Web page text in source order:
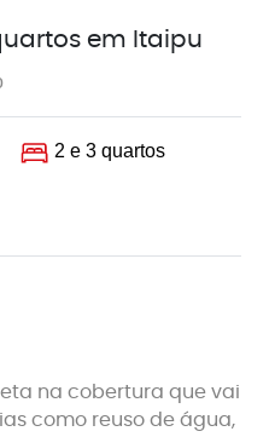
em Itaipu
2 e 3 quartos
na cobertura que vai
como reuso de água,